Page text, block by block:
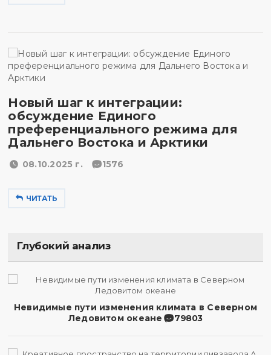
Новый шаг к интеграции:
обсуждение Единого
преференциального режима для
Дальнего Востока и Арктики
08.10.2025 г. 1576
ЧИТАТЬ
Глубокий анализ
Невидимые пути изменения климата в Северном
Ледовитом океане
79803